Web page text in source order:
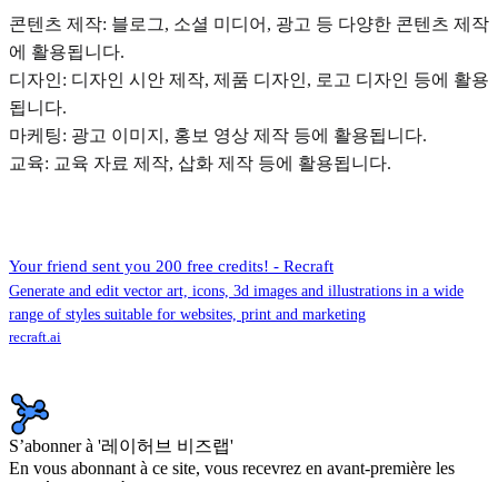
콘텐츠 제작: 블로그, 소셜 미디어, 광고 등 다양한 콘텐츠 제작
에 활용됩니다.
디자인: 디자인 시안 제작, 제품 디자인, 로고 디자인 등에 활용
됩니다.
마케팅: 광고 이미지, 홍보 영상 제작 등에 활용됩니다.
교육: 교육 자료 제작, 삽화 제작 등에 활용됩니다.
Your friend sent you 200 free credits! - Recraft
Generate and edit vector art, icons, 3d images and illustrations in a wide
range of styles suitable for websites, print and marketing
recraft.ai
S’abonner à '레이허브 비즈랩'
En vous abonnant à ce site, vous recevrez en avant-première les